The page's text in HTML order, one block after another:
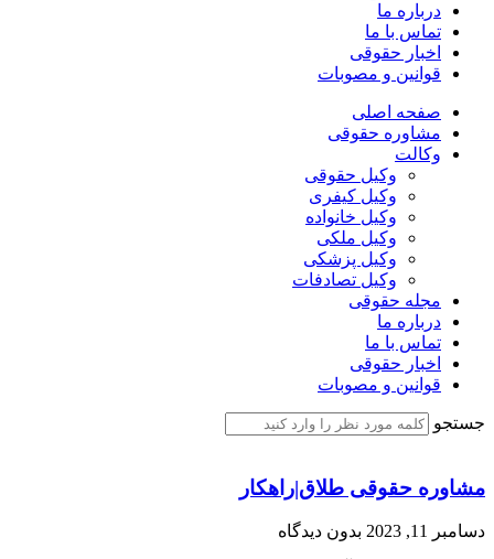
درباره ما
تماس با ما
اخبار حقوقی
قوانین و مصوبات
صفحه اصلی
مشاوره حقوقی
وکالت
وکیل حقوقی
وکیل کیفری
وکیل خانواده
وکیل ملکی
وکیل پزشکی
وکیل تصادفات
مجله حقوقی
درباره ما
تماس با ما
اخبار حقوقی
قوانین و مصوبات
جستجو
مشاوره حقوقی طلاق|راهکار
دسامبر 11, 2023 بدون دیدگاه